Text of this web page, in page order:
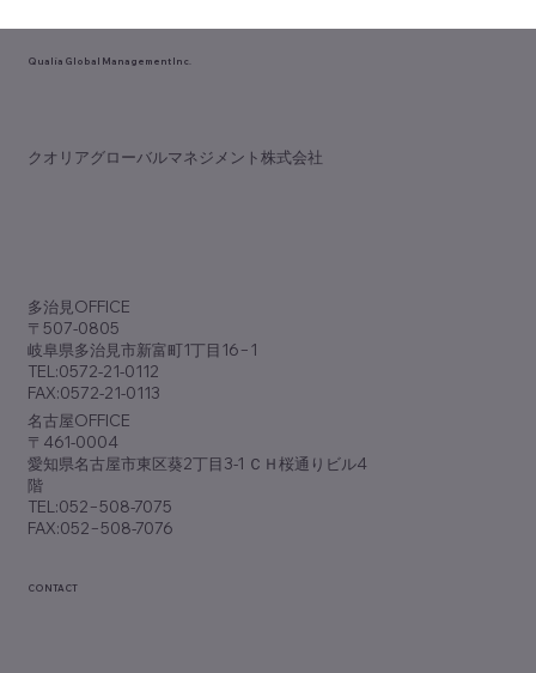
Qualia Global Management Inc.
​クオリアグローバルマネジメント株式会社
​多治見OFFICE
〒507-0805
岐阜県多治見市新富町1丁目16−1
TEL:0572-21-0112
FAX:0572-21-0113
​名古屋OFFICE
〒461-0004
愛知県名古屋市東区葵2丁目3-1 ＣＨ桜通りビル4
階
TEL:052−508-7075
FAX:052−508-7076
CONTACT